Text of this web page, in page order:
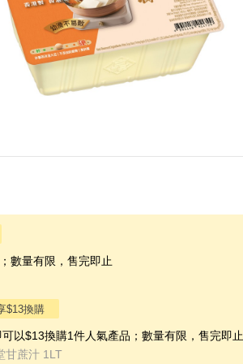
數量有限，售完即止
$13換購
以$13換購1件人氣產品；數量有限，售完即止
甘蔗汁 1LT